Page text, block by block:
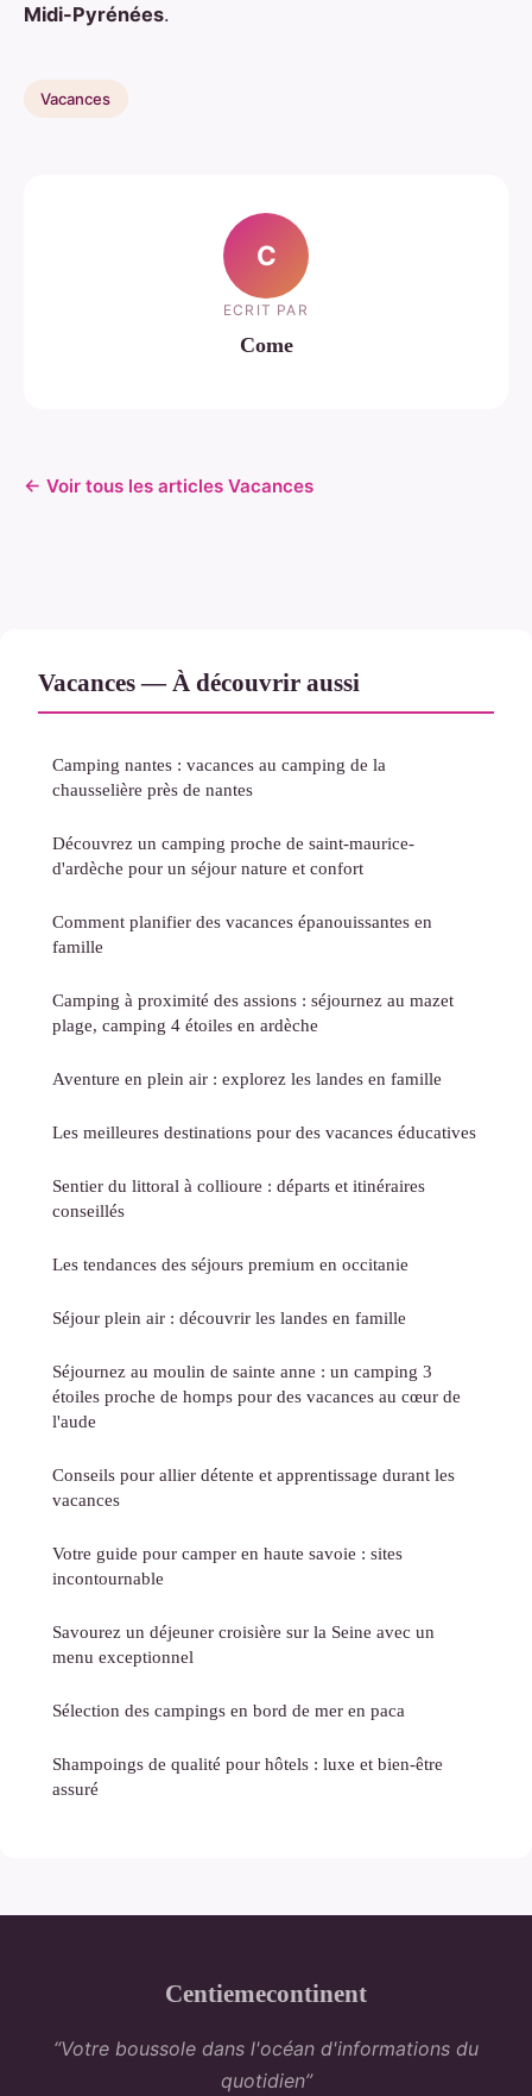
Midi-Pyrénées.
Vacances
C
ECRIT PAR
Come
← Voir tous les articles Vacances
Vacances — À découvrir aussi
Camping nantes : vacances au camping de la
chausselière près de nantes
Découvrez un camping proche de saint-maurice-
d'ardèche pour un séjour nature et confort
Comment planifier des vacances épanouissantes en
famille
Camping à proximité des assions : séjournez au mazet
plage, camping 4 étoiles en ardèche
Aventure en plein air : explorez les landes en famille
Les meilleures destinations pour des vacances éducatives
Sentier du littoral à collioure : départs et itinéraires
conseillés
Les tendances des séjours premium en occitanie
Séjour plein air : découvrir les landes en famille
Séjournez au moulin de sainte anne : un camping 3
étoiles proche de homps pour des vacances au cœur de
l'aude
Conseils pour allier détente et apprentissage durant les
vacances
Votre guide pour camper en haute savoie : sites
incontournable
Savourez un déjeuner croisière sur la Seine avec un
menu exceptionnel
Sélection des campings en bord de mer en paca
Shampoings de qualité pour hôtels : luxe et bien-être
assuré
Centiemecontinent
“Votre boussole dans l'océan d'informations du
quotidien”